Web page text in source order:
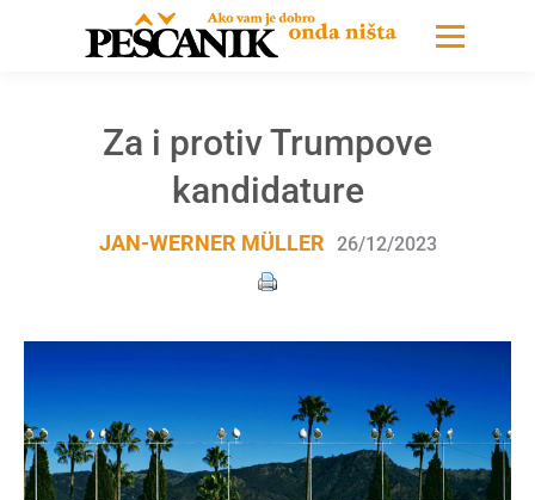
Za i protiv Trumpove
kandidature
JAN-WERNER MÜLLER 26/12/2023